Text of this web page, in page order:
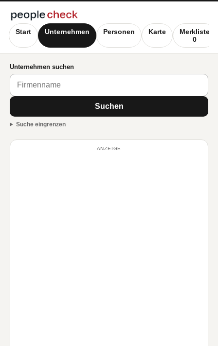
Start Unternehmen Personen Karte
Merkliste
0
Unternehmen suchen
Suchen
Suche eingrenzen
ANZEIGE